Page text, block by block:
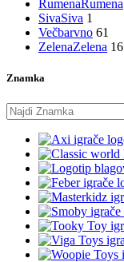
RumenaRumena
SivaSiva 1
Večbarvno 61
ZelenaZelena 16
Znamka